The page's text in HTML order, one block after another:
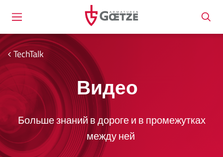
TechTalk
Видео
Больше знаний в дороге и в промежутках
между ней